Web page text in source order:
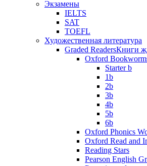
Экзамены
IELTS
SAT
TOEFL
Художественная литература
Graded ReadersКниги
Oxford
Starter b
1b
2b
3b
4b
5b
6b
Oxford Phonics
Oxford Read and
Reading Stars
Pearson English